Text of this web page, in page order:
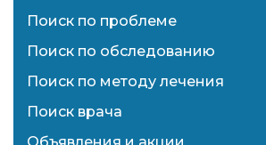
Поиск по проблеме
Поиск по обследованию
Поиск по методу лечения
Поиск врача